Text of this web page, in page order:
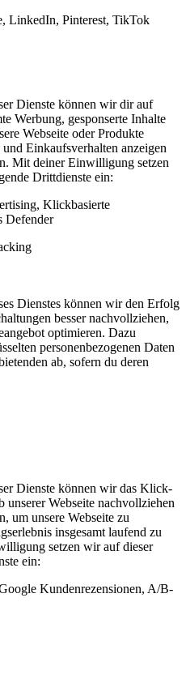
LinkedIn, Pinterest, TikTok
Dienste können wir dir auf
Werbung, gesponserte Inhalte
Webseite oder Produkte
Einkaufsverhalten anzeigen
Mit deiner Einwilligung setzen
Drittdienste ein:
Klickbasierte
Defender
Dienstes können wir den Erfolg
besser nachvollziehen,
optimieren. Dazu
personenbezogenen Daten
ab, sofern du deren
Dienste können wir das Klick-
unserer Webseite nachvollziehen
um unsere Webseite zu
insgesamt laufend zu
setzen wir auf dieser
ein:
Kundenrezensionen, A/B-